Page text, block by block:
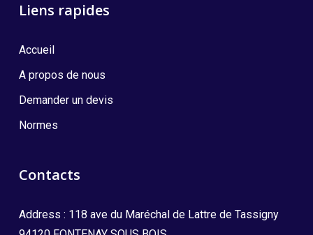
Liens rapides
Accueil
A propos de nous
Demander un devis
Normes
Contacts
Address : 118 ave du Maréchal de Lattre de Tassigny